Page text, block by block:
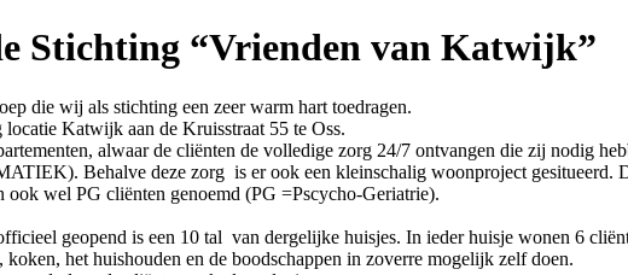
Stichting “Vrienden van Katwijk”
die wij als stichting een zeer warm hart toedragen.
Katwijk aan de Kruisstraat 55 te Oss.
alwaar de cliënten de volledige zorg 24/7 ontvangen die zij nodig
Behalve deze zorg is er ook een kleinschalig woonproject gesitueerd.
ook wel PG cliënten genoemd (PG =Pscycho-Geriatrie).
geopend is een 10 tal van dergelijke huisjes. In ieder huisje wonen 6
het huishouden en de boodschappen in zoverre mogelijk zelf doen.